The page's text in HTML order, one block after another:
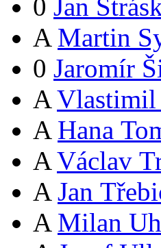
0 Jan
A Martin
0 Jaromír
A
A Hana
A Václav
A Jan
A Milan